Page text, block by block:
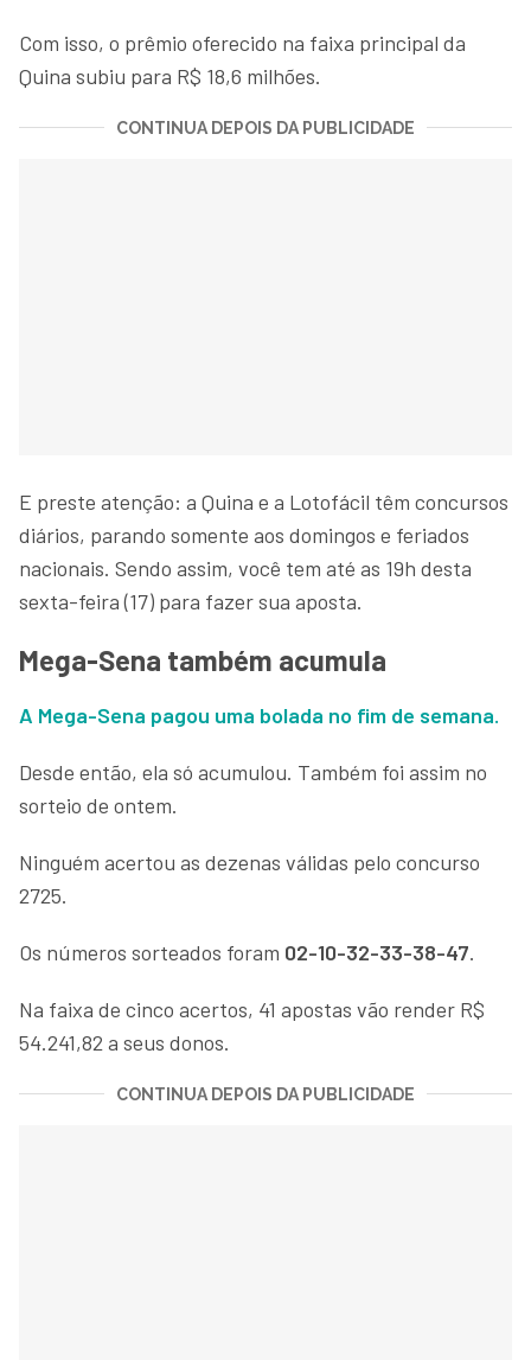
Com isso, o prêmio oferecido na faixa principal da
Quina subiu para R$ 18,6 milhões.
CONTINUA DEPOIS DA PUBLICIDADE
E preste atenção: a Quina e a Lotofácil têm concursos
diários, parando somente aos domingos e feriados
nacionais. Sendo assim, você tem até as 19h desta
sexta-feira (17) para fazer sua aposta.
Mega-Sena também acumula
A Mega-Sena pagou uma bolada no fim de semana.
Desde então, ela só acumulou. Também foi assim no
sorteio de ontem.
Ninguém acertou as dezenas válidas pelo concurso
2725.
Os números sorteados foram 02-10-32-33-38-47.
Na faixa de cinco acertos, 41 apostas vão render R$
54.241,82 a seus donos.
CONTINUA DEPOIS DA PUBLICIDADE